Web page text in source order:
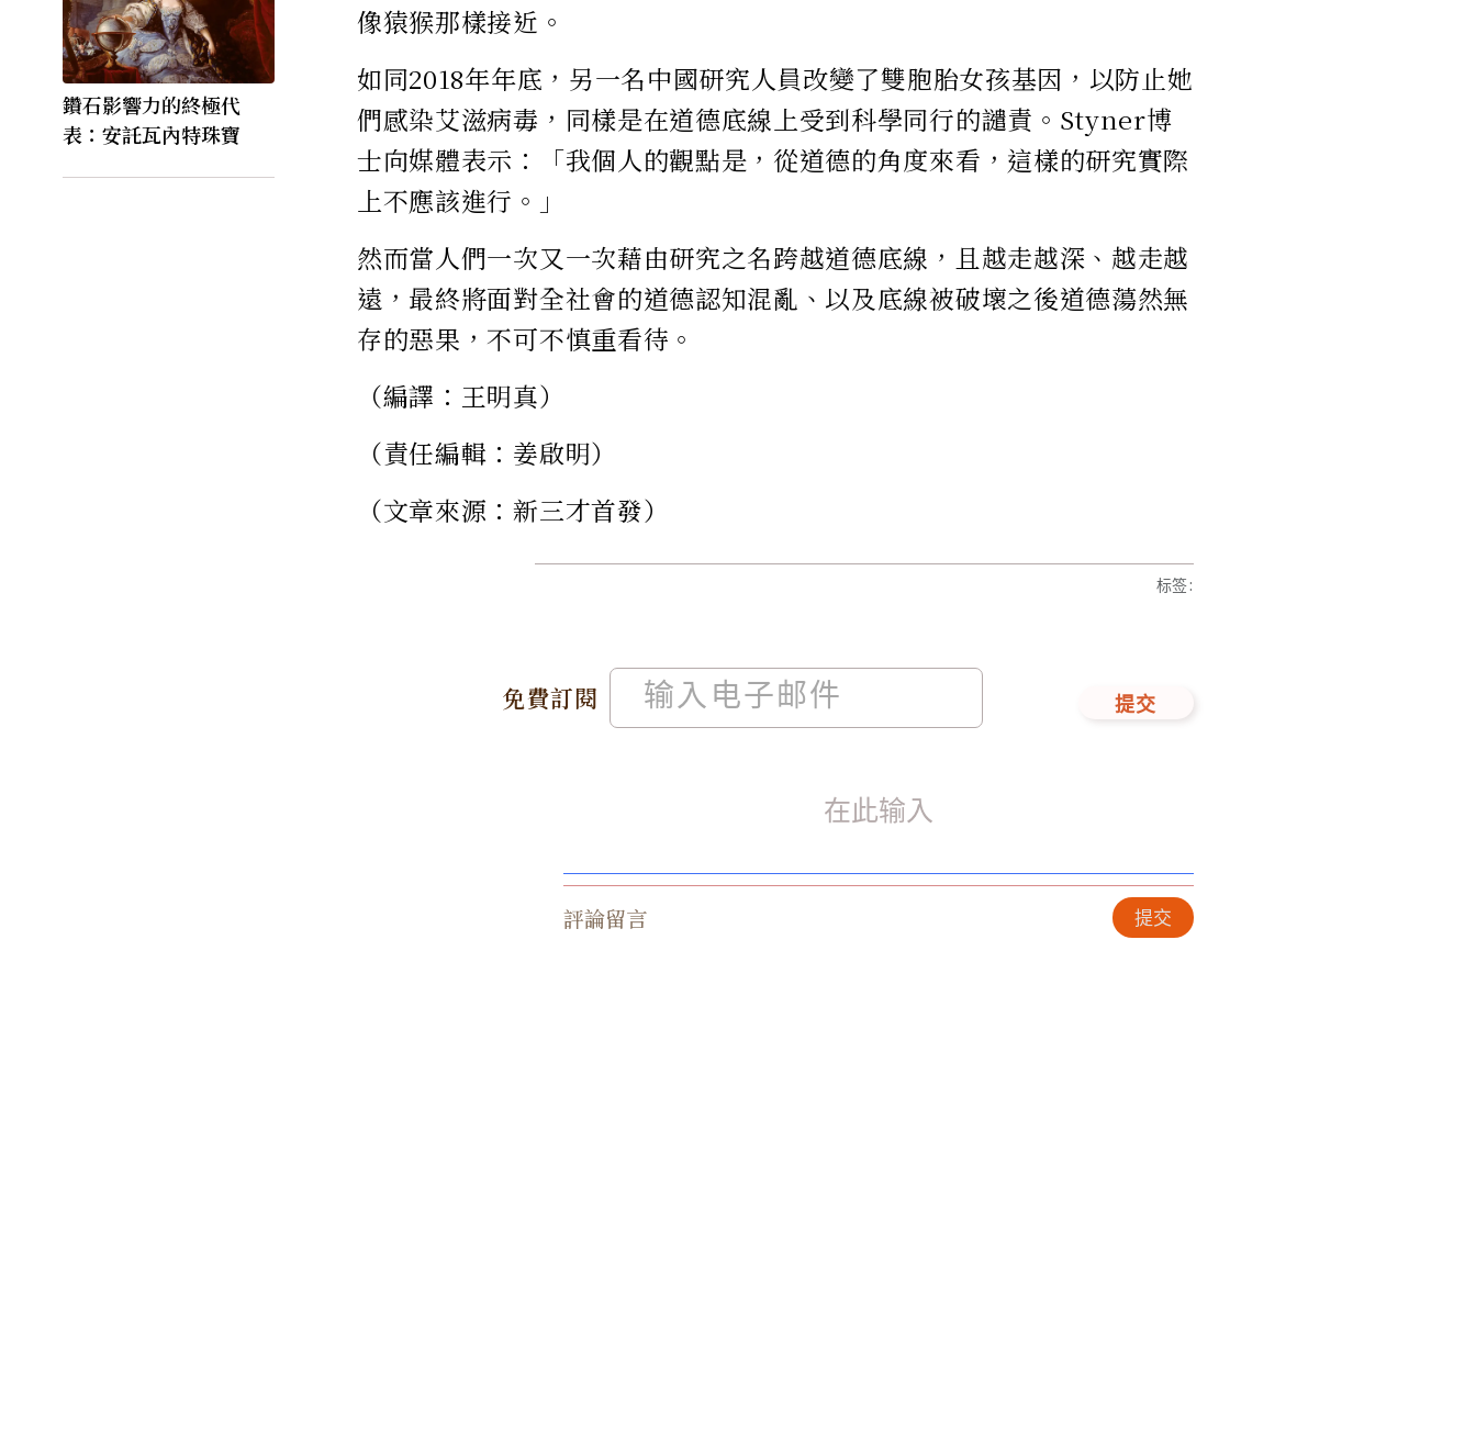
鑽石影響力的終極代
表：安託瓦內特珠寶
像猿猴那樣接近。
如同2018年年底，另一名中國研究人員改變了雙胞胎女孩基因，以防止她
們感染艾滋病毒，同樣是在道德底線上受到科學同行的譴責。Styner博
士向媒體表示：「我個人的觀點是，從道德的角度來看，這樣的研究實際
上不應該進行。」
然而當人們一次又一次藉由研究之名跨越道德底線，且越走越深、越走越
遠，最終將面對全社會的道德認知混亂、以及底線被破壞之後道德蕩然無
存的惡果，不可不慎重看待。
（編譯：王明真）
（責任編輯：姜啟明）
（文章來源：新三才首發）
免費訂閱 提交
标签:
評論留言 提交